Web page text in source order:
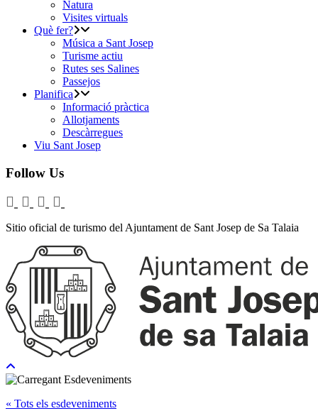
Natura
Visites virtuals
Què fer?
Música a Sant Josep
Turisme actiu
Rutes ses Salines
Passejos
Planifica
Informació pràctica
Allotjaments
Descàrregues
Viu Sant Josep
Follow Us
Sitio oficial de turismo del Ajuntament de Sant Josep de Sa Talaia
« Tots els esdeveniments